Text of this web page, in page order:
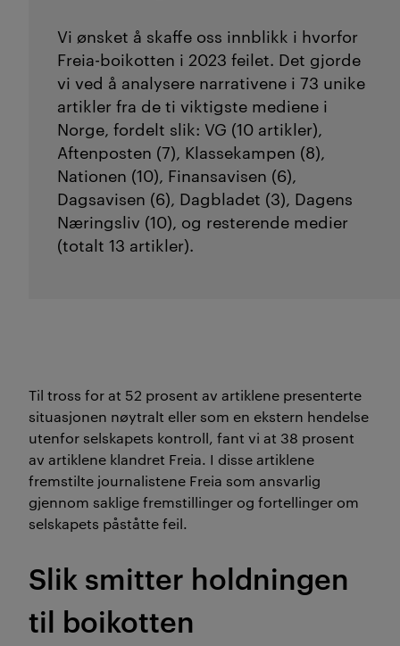
Vi ønsket å skaffe oss innblikk i hvorfor
Freia-boikotten i 2023 feilet. Det gjorde
vi ved å analysere narrativene i 73 unike
artikler fra de ti viktigste mediene i
Norge, fordelt slik: VG (10 artikler),
Aftenposten (7), Klassekampen (8),
Nationen (10), Finansavisen (6),
Dagsavisen (6), Dagbladet (3), Dagens
Næringsliv (10), og resterende medier
(totalt 13 artikler).
Til tross forat 52 prosent av artiklene presenterte
situasjonen nøytralt eller som en ekstern hendelse
utenfor selskapets kontroll, fant vi at 38 prosent
av artiklene klandret Freia. I disse artiklene
fremstilte journalistene Freia som ansvarlig
gjennom saklige fremstillinger og fortellinger om
selskapets påståtte feil.
Slik smitter holdningen
til boikotten